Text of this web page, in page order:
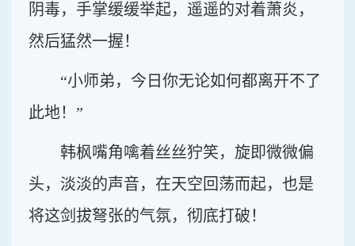
阴毒，手掌缓缓举起，遥遥的对着萧炎，
然后猛然一握！
“小师弟，今日你无论如何都离开不了
此地！”
韩枫嘴角噙着丝丝狞笑，旋即微微偏
头，淡淡的声音，在天空回荡而起，也是
将这剑拔弩张的气氛，彻底打破！